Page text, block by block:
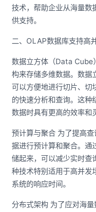
技术，帮助企业从海量数
供支持。
二、OLAP数据库支持高
数据立方体（Data Cube
构来存储多维数据。数据
可以方便地进行切片、切
的快速分析和查询。这
数据时具有更高的效率和
预计算与聚合 为了提高
据进行预计算和聚合。通
储起来，可以减少实时查
种技术特别适用于高并发
系统的响应时间。
分布式架构 为了应对海